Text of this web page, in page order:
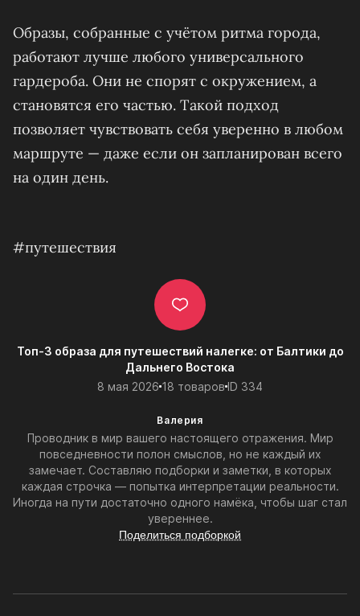
Образы, собранные с учётом ритма города,
работают лучше любого универсального
гардероба. Они не спорят с окружением, а
становятся его частью. Такой подход
позволяет чувствовать себя уверенно в любом
маршруте — даже если он запланирован всего
на один день.
#путешествия
Топ-3 образа для путешествий налегке: от Балтики до
Дальнего Востока
8 мая 2026 18 товаров ID 334
Валерия
Проводник в мир вашего настоящего отражения. Мир
повседневности полон смыслов, но не каждый их
замечает. Составляю подборки и заметки, в которых
каждая строчка — попытка интерпретации реальности.
Иногда на пути достаточно одного намёка, чтобы шаг стал
увереннее.
Поделиться подборкой